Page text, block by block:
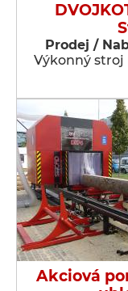
Prodej /
Výkonný stroj
Akciová